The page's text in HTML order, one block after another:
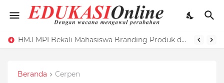
HMJ MPI Bekali Mahasiswa Branding Produk dengan Pelatihan Microblog
Beranda Cerpen